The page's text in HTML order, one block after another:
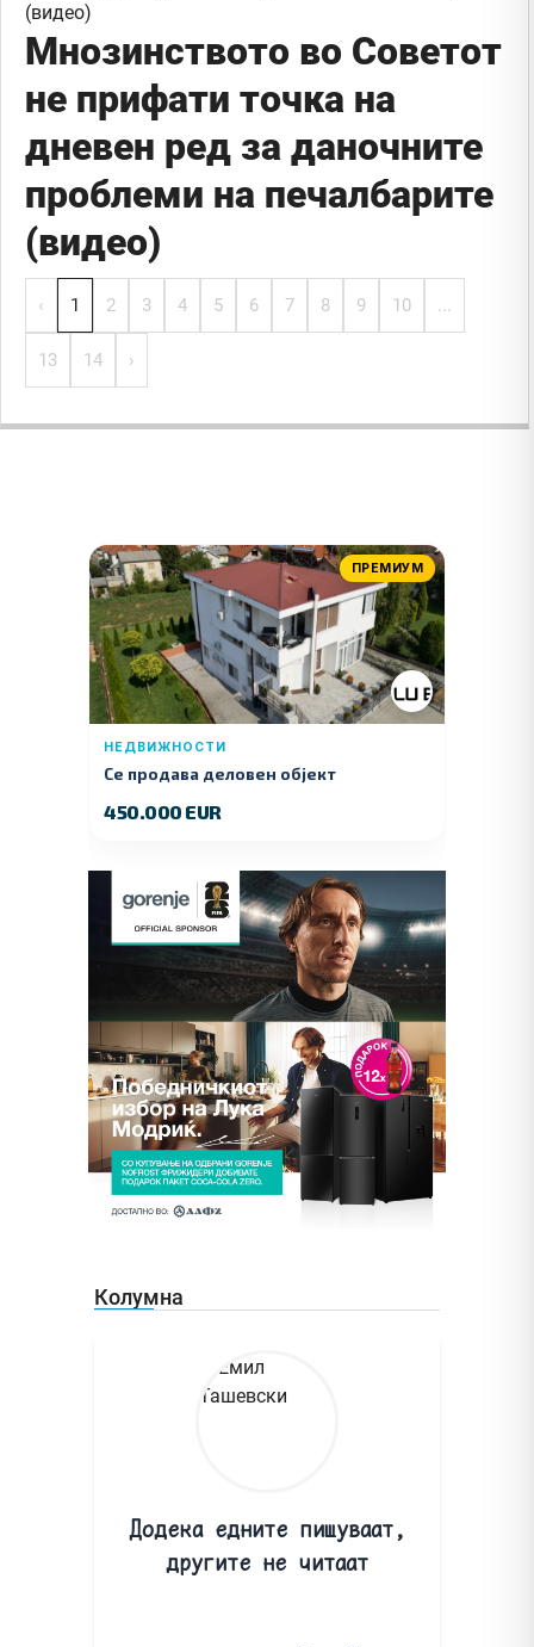
Мнозинството во Советот
не прифати точка на
дневен ред за даночните
проблеми на печалбарите
(видео)
‹ 1 2 3 4 5 6 7 8 9 10 ...
13 14 ›
ПРЕМИУМ
НЕДВИЖНОСТИ
Се продава деловен објект
450.000 EUR
Колумна
Додека едните пишуваат,
другите не читаат